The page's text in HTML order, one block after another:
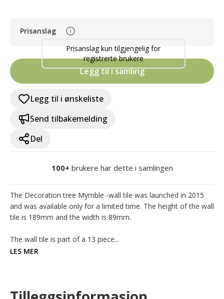
Prisanslag i
Prisanslag kun tilgjengelig for
registrerte brukere
Legg til i samling
Legg til i ønskeliste
Send tilbakemelding
Del
100+ brukere har dette i samlingen
The Decoration tree Mymble -wall tile was launched in 2015
and was available only for a limited time. The height of the wall
tile is 189mm and the width is 89mm.
The wall tile is part of a 13 piece...
LES MER